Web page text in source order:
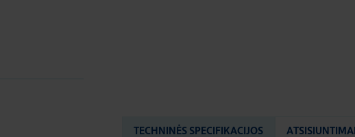
TECHNINĖS SPECIFIKACIJOS ATSISIUNTIMAI